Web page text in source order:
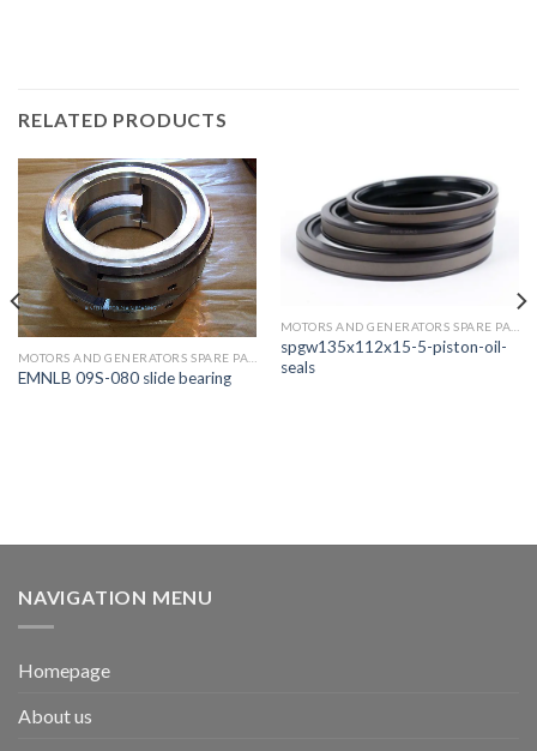
RELATED PRODUCTS
EMNLB 09S-080 slide bearing
spgw135x112x15-5-piston-oil-
seals
NAVIGATION MENU
Homepage
About us